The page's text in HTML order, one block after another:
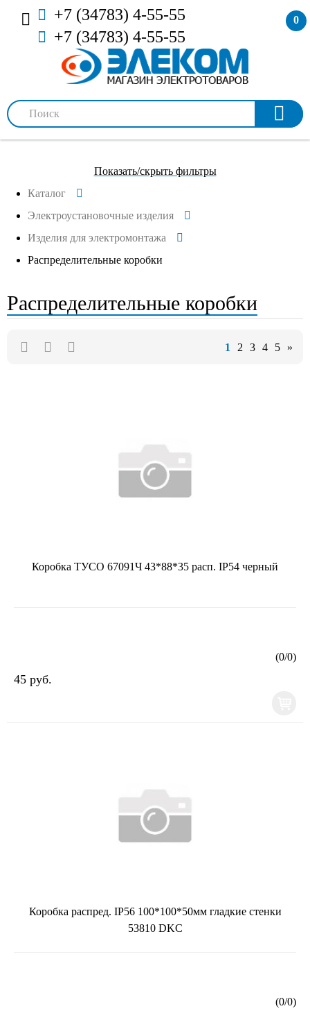
+7 (34783) 4-55-55
+7 (34783) 4-55-55
0
Показать/скрыть фильтры
Каталог
Электроустановочные изделия
Изделия для электромонтажа
Распределительные коробки
Распределительные коробки
1 2 3 4 5 »
Коробка ТУСО 67091Ч 43*88*35 расп. IP54 черный
(0/0)
45 руб.
Коробка распред. IP56 100*100*50мм гладкие стенки
53810 DKC
(0/0)